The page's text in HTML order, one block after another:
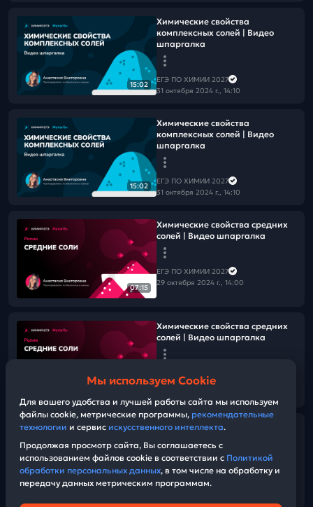
15:02
Химические свойства
комплексных солей | Видео
шпаргалка
ЕГЭ ПО ХИМИИ 2027
31 октября 2024 г., 14:10
15:02
Химические свойства
комплексных солей | Видео
шпаргалка
ЕГЭ ПО ХИМИИ 2027
31 октября 2024 г., 14:10
07:15
Химические свойства средних
солей | Видео шпаргалка
ЕГЭ ПО ХИМИИ 2027
29 октября 2024 г., 14:00
Химические свойства средних
солей | Видео шпаргалка
29 октября 2024 г., 14:00
01:41:08
Решаем 30 30-тых заданий из
ЕГЭ ПО ХИМИИ 2027
27 октября 2024 г., 13:00
Мы используем Cookie
Для вашего удобства и лучшей работы сайта мы используем
файлы cookie, метрические программы, рекомендательные
технологии и сервис искусственного интеллекта.
Продолжая просмотр сайта, Вы соглашаетесь с
использованием файлов cookie в соответствии с Политикой
обработки персональных данных, в том числе на обработку и
передачу данных метрическим программам.